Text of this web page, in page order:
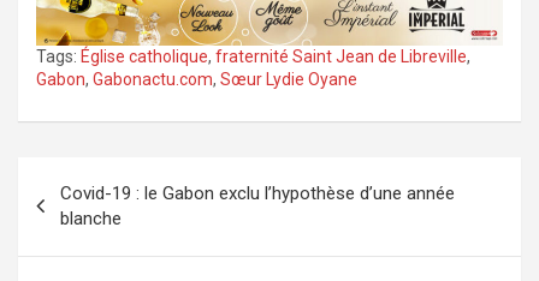
Tags: Église catholique, fraternité Saint Jean de Libreville,
Gabon, Gabonactu.com, Sœur Lydie Oyane
de
l’article
Covid-19 : le Gabon exclu l’hypothèse d’une année
blanche